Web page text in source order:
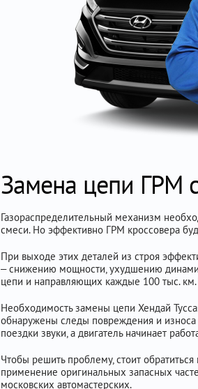
Замена цепи ГРМ
Газораспределительный механизм
смеси. Но эффективно ГРМ кроссовера
При выходе этих деталей из строя
– снижению мощности, ухудшению
цепи и направляющих каждые 100 тыс. км.
Необходимость замены цепи Хендай
обнаружены следы повреждения и износа
поездки звуки, а двигатель начинает
Чтобы решить проблему, стоит
применение оригинальных запасных
московских автомастерских.